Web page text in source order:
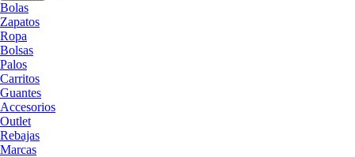
Bolas
Zapatos
Ropa
Bolsas
Palos
Carritos
Guantes
Accesorios
Outlet
Rebajas
Marcas